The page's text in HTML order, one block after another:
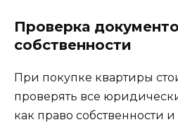
Проверка
собственности
При покупке квартиры
проверять все
как право собственности и